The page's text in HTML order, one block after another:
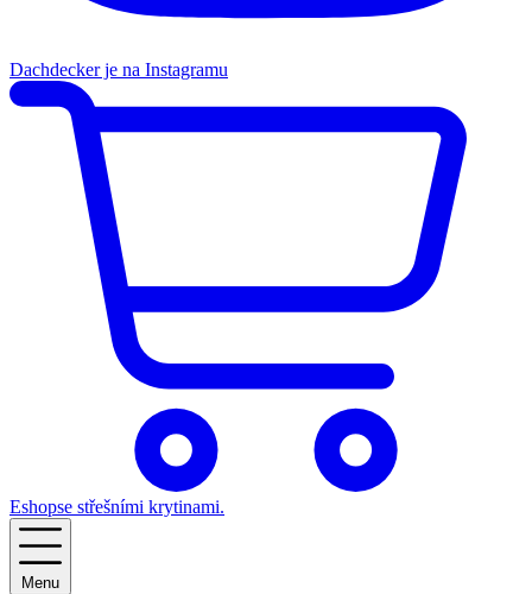
Dachdecker je na Instagramu
Eshopse střešními krytinami.
Menu